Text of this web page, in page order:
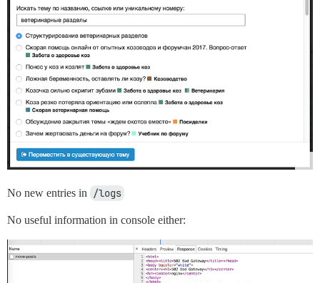
No new entries in /logs
No useful information in console either: